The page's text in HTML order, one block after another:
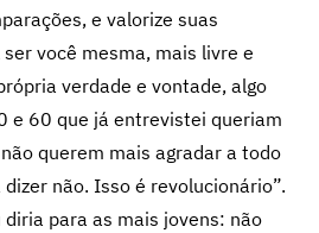
e valorize suas
você mesma, mais livre e
verdade e vontade, algo
e 60 que já entrevistei queriam
querem mais agradar a todo
não. Isso é revolucionário”.
diria para as mais jovens: não